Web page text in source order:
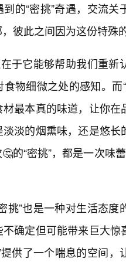
的“密挑”奇遇，交流
彼此之间因为这份特殊
于它能够帮助我们重
物细微之处的感知。
最本真的味道，让你
淡的烟熏味，还是悠
的“密挑”，都是一次味
挑”也是一种对生活态
确定但可能带来巨大
供了一个喘息的空间